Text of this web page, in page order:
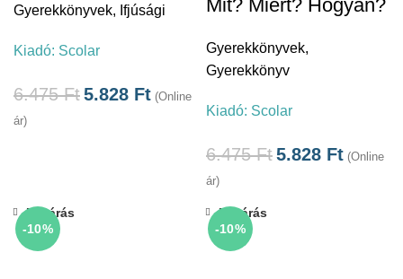
Gyerekkönyvek, Ifjúsági
Kiadó: Scolar
6.475Ft5.828 Ft (Online
ár)
Mit? Miért? Hogyan?
Gyerekkönyvek,
Gyerekkönyv
Kiadó: Scolar
6.475Ft5.828 Ft (Online
ár)
-10%
Bezárás
-10%
Bezárás